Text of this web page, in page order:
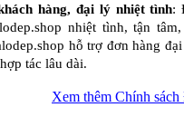
hàng, đại lý nhiệt tình:
nhiệt tình, tận
hỗ trợ đơn hàng
tác lâu dài.
Xem thêm Chính